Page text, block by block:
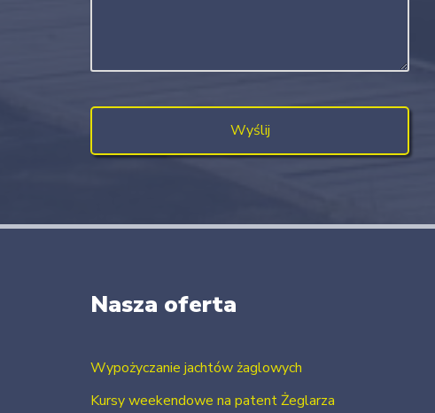
Nasza oferta
Wypożyczanie jachtów żaglowych
Kursy weekendowe na patent Żeglarza